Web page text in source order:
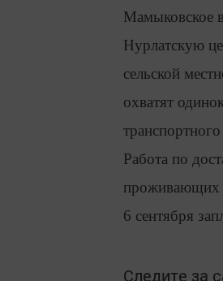
Мамыковское
Нурлатскую
сельской
охватят
Работа по
проживающих
6 сентября
Следите за